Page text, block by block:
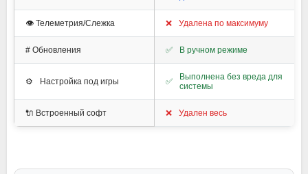
👁️ Телеметрия/Слежка ❌ Удалена по максимуму
#️ Обновления ✅ В ручном режиме
⚙️ Настройка под игры ✅
Выполнена без вреда для
системы
🔌 Встроенный софт ❌ Удален весь